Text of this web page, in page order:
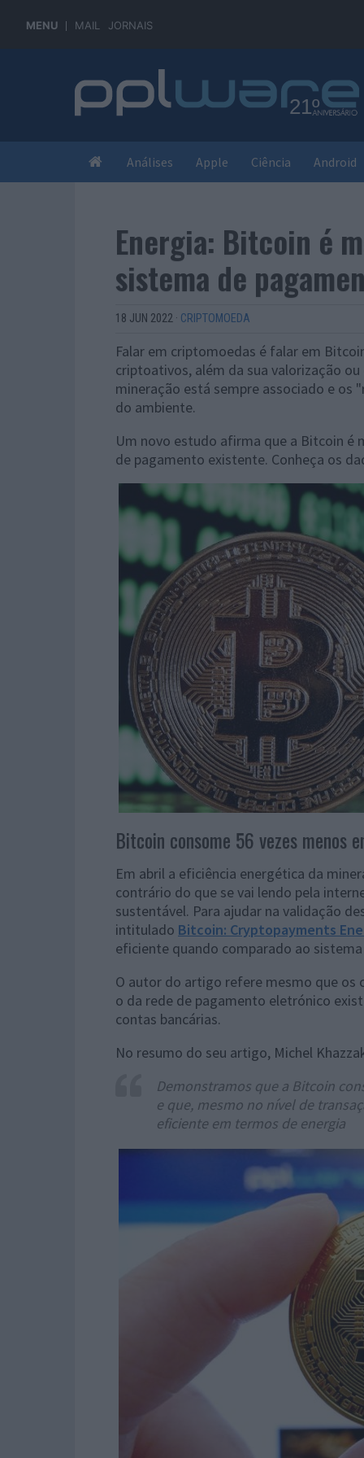
MENU MAIL JORNAIS
Análises Apple Ciência Android
Energia: Bitcoin é
sistema de
18 JUN 2022 · CRIPTOMOEDA
Falar em criptomoedas é falar em
criptoativos, além da sua valorização
mineração está sempre associado e os
do ambiente.
Um novo estudo afirma que a Bitcoin
de pagamento existente. Conheça os
Bitcoin consome 56 vezes menos
Em abril a eficiência energética da
contrário do que se vai lendo pela
sustentável. Para ajudar na validação
intitulado Bitcoin: Cryptopayments
eficiente quando comparado ao
O autor do artigo refere mesmo que os
o da rede de pagamento eletrónico
contas bancárias.
No resumo do seu artigo, Michel
Demonstramos que a Bitcoin
e que, mesmo no nível de
eficiente em termos de energia